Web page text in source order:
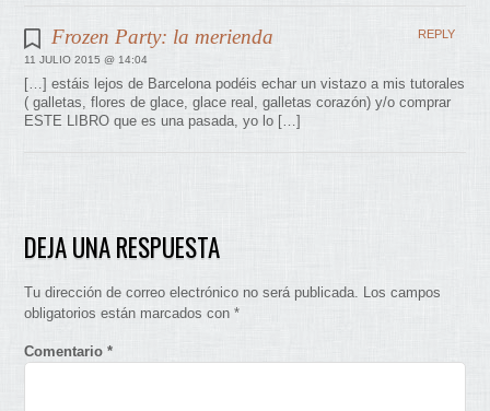
Frozen Party: la merienda
11 JULIO 2015 @ 14:04
[…] estáis lejos de Barcelona podéis echar un vistazo a mis tutorales
( galletas, flores de glace, glace real, galletas corazón) y/o comprar
ESTE LIBRO que es una pasada, yo lo […]
REPLY
DEJA UNA RESPUESTA
Tu dirección de correo electrónico no será publicada. Los campos
obligatorios están marcados con*
Comentario*